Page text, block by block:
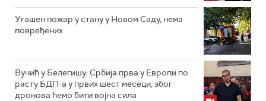
Угашен пожар у стану у Новом Саду, нема
повређених
Вучић у Белегишу: Србија прва у Европи по
расту БДП-а у првих шест месеци, због
дронова ћемо бити војна сила